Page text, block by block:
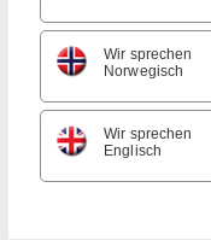
Wir sprechen
Norwegisch
Wir sprechen
Englisch